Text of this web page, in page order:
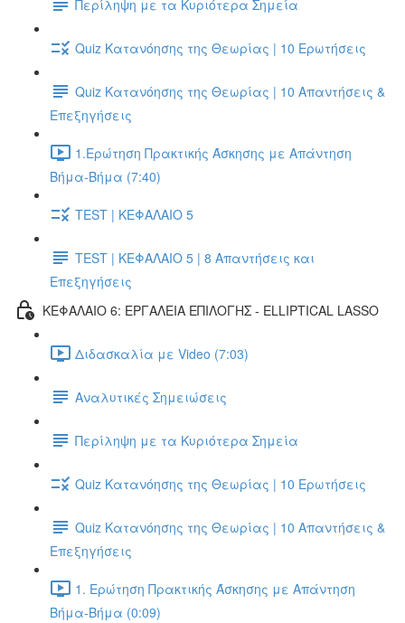
Περίληψη με τα Κυριότερα Σημεία
Quiz Κατανόησης της Θεωρίας | 10 Ερωτήσεις
Quiz Κατανόησης της Θεωρίας | 10 Απαντήσεις &
Επεξηγήσεις
1.Ερώτηση Πρακτικής Άσκησης με Απάντηση
Βήμα-Βήμα (7:40)
TEST | ΚΕΦΑΛΑΙΟ 5
TEST | ΚΕΦΑΛΑΙΟ 5 | 8 Απαντήσεις και
Επεξηγήσεις
ΚΕΦΑΛΑΙΟ 6: ΕΡΓΑΛΕΙΑ ΕΠΙΛΟΓΗΣ - ELLIPTICAL LASSO
Διδασκαλία με Video (7:03)
Αναλυτικές Σημειώσεις
Περίληψη με τα Κυριότερα Σημεία
Quiz Κατανόησης της Θεωρίας | 10 Ερωτήσεις
Quiz Κατανόησης της Θεωρίας | 10 Απαντήσεις &
Επεξηγήσεις
1. Ερώτηση Πρακτικής Άσκησης με Απάντηση
Βήμα-Βήμα (0:09)